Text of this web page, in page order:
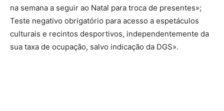
na semana a seguir ao Natal para troca de presentes»;
Teste negativo obrigatório para acesso a espetáculos
culturais e recintos desportivos, independentemente da
sua taxa de ocupação, salvo indicação da DGS».